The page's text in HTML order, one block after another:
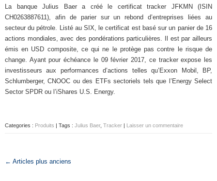
La banque Julius Baer a créé le certificat tracker JFKMN (ISIN
CH0263887611), afin de parier sur un rebond d’entreprises liées au
secteur du pétrole. Listé au SIX, le certificat est basé sur un panier de 16
actions mondiales, avec des pondérations particulières. Il est par ailleurs
émis en USD composite, ce qui ne le protège pas contre le risque de
change. Ayant pour échéance le 09 février 2017, ce tracker expose les
investisseurs aux performances d’actions telles qu’Exxon Mobil, BP,
Schlumberger, CNOOC ou des ETFs sectoriels tels que l’Energy Select
Sector SPDR ou l’iShares U.S. Energy.
Categories : Produits | Tags : Julius Baer, Tracker | Laisser un commentaire
← Articles plus anciens